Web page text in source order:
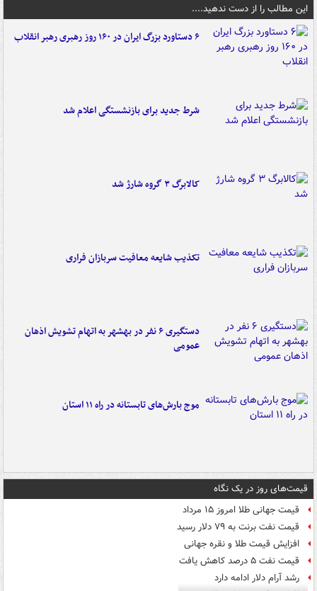
این مطالب را از دست ندهید....
۶ دستاورد بزرگ ایران در ۱۶۰ روز رهبری رهبر انقلاب
شرط جدید برای بازنشستگی اعلام شد
کالابرگ ۳ گروه شارژ شد
تکذیب شایعه معافیت سربازان فراری
دستگیری ۶ نفر در بهشهر به اتهام تشویش اذهان
عمومی
موج بارش‌های تابستانه در راه ۱۱ استان
قیمت‌های روز در یک نگاه
قیمت جهانی طلا امروز ۱۵ مرداد
قیمت نفت برنت به ۷۹ دلار رسید
افزایش قیمت طلا و نقره جهانی
قیمت نفت ۵ درصد کاهش یافت
رشد آرام دلار ادامه دارد